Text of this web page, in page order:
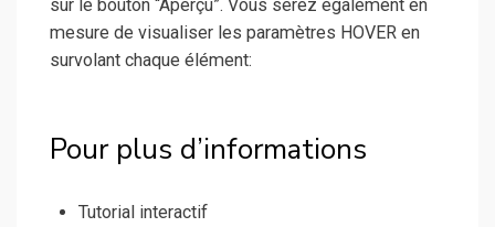
sur le bouton “Aperçu”. Vous serez également en
mesure de visualiser les paramètres HOVER en
survolant chaque élément:
Pour plus d’informations
Tutorial interactif